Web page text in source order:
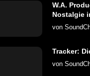
W.A.
Nostalgie
von
Tracker:
von